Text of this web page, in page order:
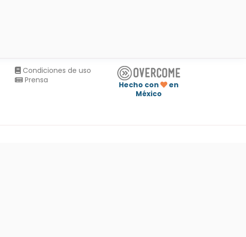
Condiciones de uso
Prensa
Hecho con
en
México